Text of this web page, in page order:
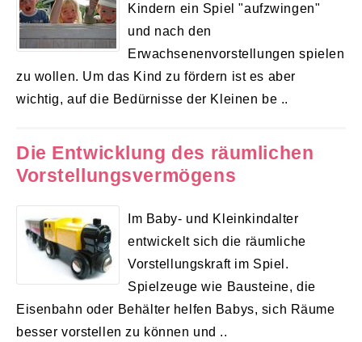
Kindern ein Spiel "aufzwingen"
und nach den
Erwachsenenvorstellungen spielen
zu wollen. Um das Kind zu fördern ist es aber
wichtig, auf die Bedürnisse der Kleinen be ..
Die Entwicklung des räumlichen
Vorstellungsvermögens
Im Baby- und Kleinkindalter
entwickelt sich die räumliche
Vorstellungskraft im Spiel.
Spielzeuge wie Bausteine, die
Eisenbahn oder Behälter helfen Babys, sich Räume
besser vorstellen zu können und ..